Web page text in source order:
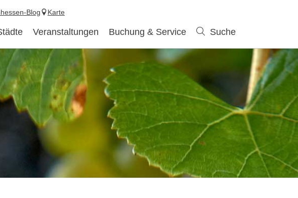
Veranstaltungen Buchung & Service Suche
Blog Karte